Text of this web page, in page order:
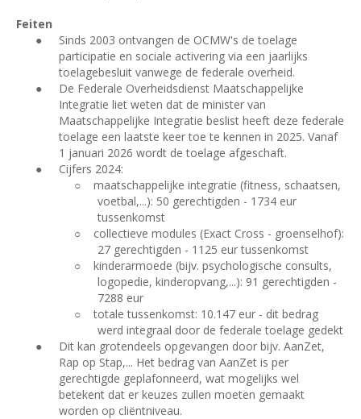
Feiten
●
Sinds 2003 ontvangen de OCMW's de toelage
participatie en sociale activering via een jaarlijks
toelagebesluit vanwege de federale overheid.
●
De Federale Overheidsdienst Maatschappelijke
Integratie liet weten dat de minister van
Maatschappelijke Integratie beslist heeft deze federale
toelage een laatste keer toe te kennen in 2025. Vanaf
1 januari 2026 wordt de toelage afgeschaft.
●
Cijfers 2024:
○
maatschappelijke integratie (fitness, schaatsen,
voetbal,...): 50 gerechtigden - 1734 eur
tussenkomst
○
collectieve modules (Exact Cross - groenselhof):
27 gerechtigden - 1125 eur tussenkomst
○
kinderarmoede (bijv. psychologische consults,
logopedie, kinderopvang,...): 91 gerechtigden -
7288 eur
○
totale tussenkomst: 10.147 eur - dit bedrag
werd integraal door de federale toelage gedekt
●
Dit kan grotendeels opgevangen door bijv. AanZet,
Rap op Stap,... Het bedrag van AanZet is per
gerechtigde geplafonneerd, wat mogelijks wel
betekent dat er keuzes zullen moeten gemaakt
worden op cliëntniveau.